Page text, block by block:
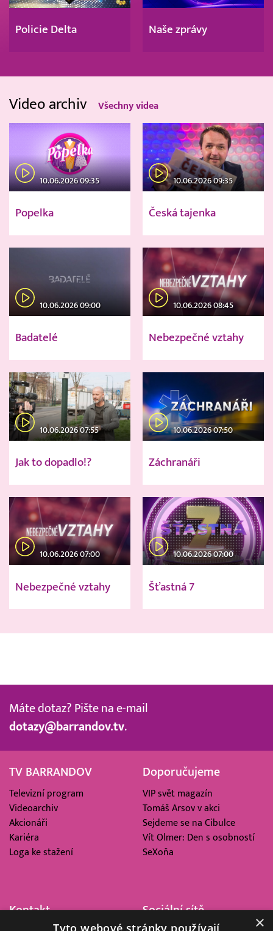
Policie Delta Naše zprávy
Video archiv Všechny videa
10.06.2026 09:35
Popelka
10.06.2026 09:35
Česká tajenka
10.06.2026 09:00
Badatelé
10.06.2026 08:45
Nebezpečné vztahy
10.06.2026 07:55
Jak to dopadlo!?
10.06.2026 07:50
Záchranáři
10.06.2026 07:00
Nebezpečné vztahy
10.06.2026 07:00
Šťastná 7
Máte dotaz? Pište na e-mail
dotazy@barrandov.tv.
TV BARRANDOV
Televizní program
Videoarchiv
Akcionáři
Kariéra
Loga ke stažení
Doporučujeme
VIP svět magazín
Tomáš Arsov v akci
Sejdeme se na Cibulce
Vít Olmer: Den s osobností
SeXoňa
Kontakt Sociální sítě
×
Tyto webové stránky používají